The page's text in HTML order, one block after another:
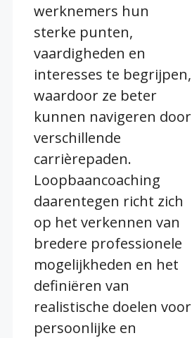
werknemers hun
sterke punten,
vaardigheden en
interesses te begrijpen,
waardoor ze beter
kunnen navigeren door
verschillende
carrièrepaden.
Loopbaancoaching
daarentegen richt zich
op het verkennen van
bredere professionele
mogelijkheden en het
definiëren van
realistische doelen voor
persoonlijke en